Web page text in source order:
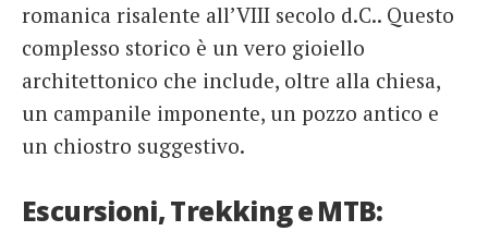
romanica risalente all’VIII secolo d.C.. Questo
complesso storico è un vero gioiello
architettonico che include, oltre alla chiesa,
un campanile imponente, un pozzo antico e
un chiostro suggestivo.
Escursioni, Trekking e MTB: